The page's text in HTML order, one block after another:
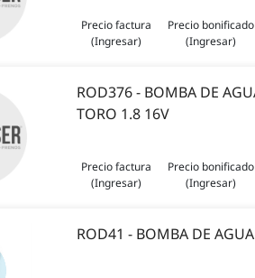
Precio factura
(Ingresar)
Precio bonificado
(Ingresar)
ROD376 - BOMBA DE
TORO 1.8 16V
Precio factura
(Ingresar)
Precio bonificado
(Ingresar)
ROD41 - BOMBA DE